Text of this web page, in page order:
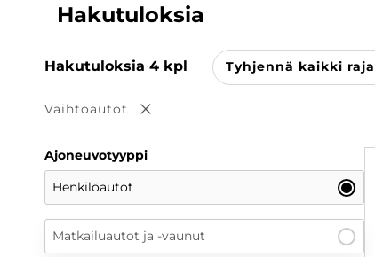
Hakutuloksia
Hakutuloksia 4 kpl Tyhjennä kaikki
Vaihtoautot Poista valinta
Ajoneuvotyyppi
Henkilöautot
Matkailuautot ja -vaunut